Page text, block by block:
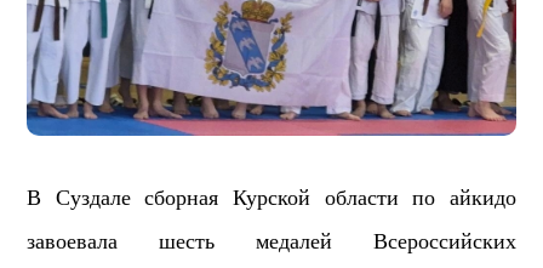
В Суздале сборная Курской области по айкидо
завоевала шесть медалей Всероссийских